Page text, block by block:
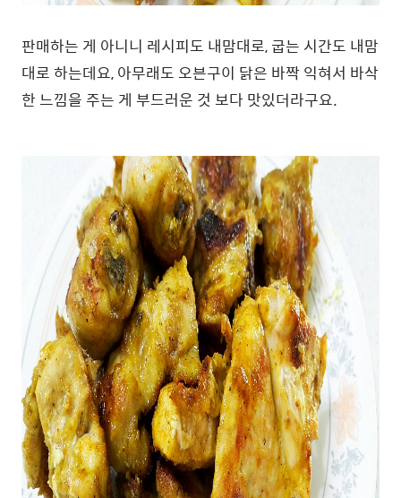
판매하는 게 아니니 레시피도 내맘대로, 굽는 시간도 내맘
대로 하는데요, 아무래도 오븐구이 닭은 바짝 익혀서 바삭
한 느낌을 주는 게 부드러운 것 보다 맛있더라구요.